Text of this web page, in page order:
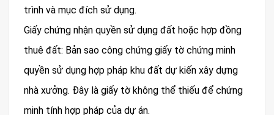
trình và mục đích sử dụng.
Giấy chứng nhận quyền sử dụng đất hoặc hợp đồng
thuê đất: Bản sao công chứng giấy tờ chứng minh
quyền sử dụng hợp pháp khu đất dự kiến xây dựng
nhà xưởng. Đây là giấy tờ không thể thiếu để chứng
minh tính hợp pháp của dự án.